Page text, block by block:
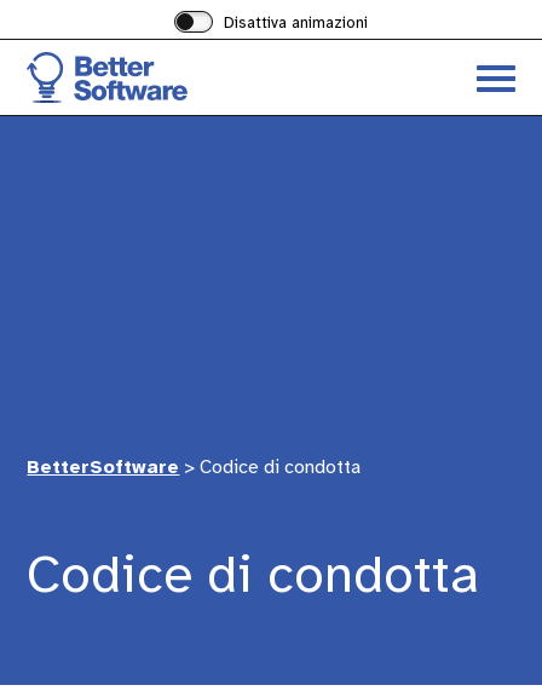
Disattiva animazioni
Accedi
menu
BetterSoftware >Codice di condotta
Codice di condotta